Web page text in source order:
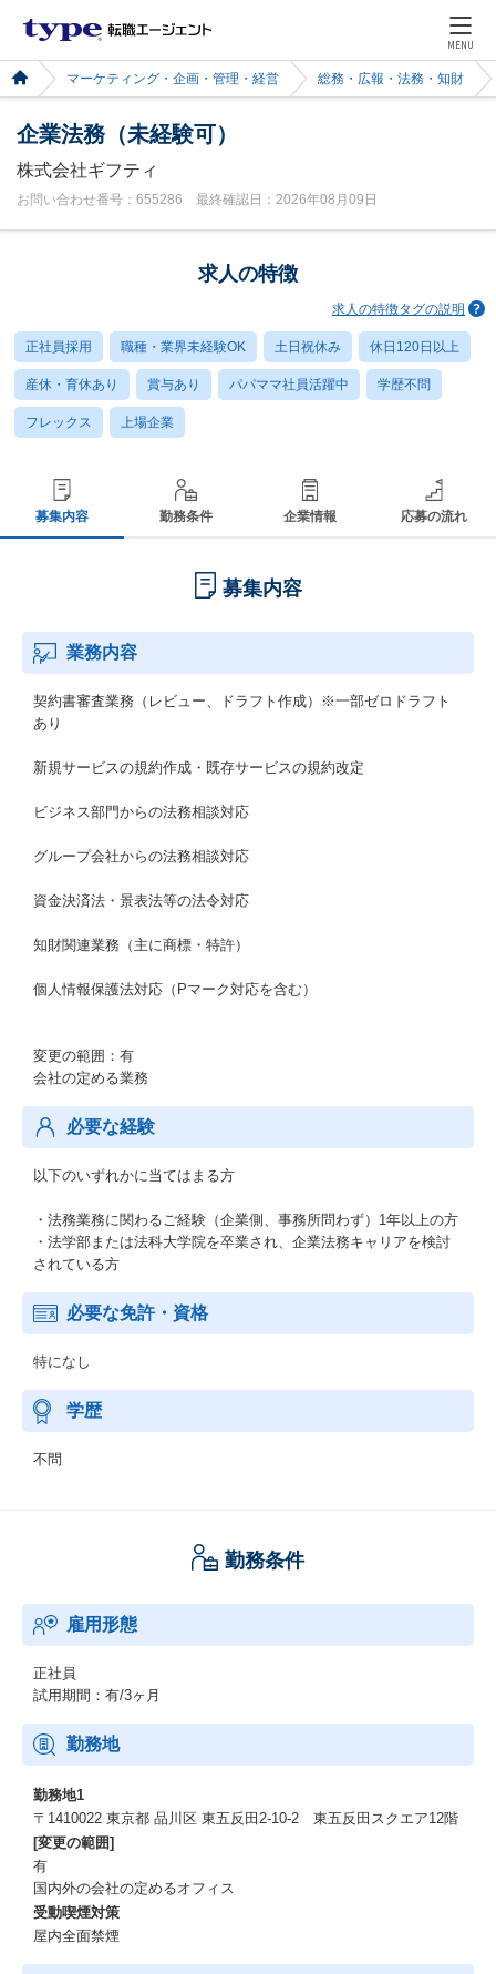
MENU
マーケティング・企画・管理・経営 総務・広報・法務・知財
企業法務（未経験可）
株式会社ギフティ
お問い合わせ番号：655286 最終確認日：2026年08月09日
求人の特徴
求人の特徴タグの説明
正社員採用 職種・業界未経験OK 土日祝休み 休日120日以上
産休・育休あり 賞与あり パパママ社員活躍中 学歴不問
フレックス 上場企業
募集内容 勤務条件 企業情報 応募の流れ
募集内容
業務内容
契約書審査業務（レビュー、ドラフト作成）※一部ゼロドラフト
あり
新規サービスの規約作成・既存サービスの規約改定
ビジネス部門からの法務相談対応
グループ会社からの法務相談対応
資金決済法・景表法等の法令対応
知財関連業務（主に商標・特許）
個人情報保護法対応（Pマーク対応を含む）
変更の範囲：有
会社の定める業務
必要な経験
以下のいずれかに当てはまる方
・法務業務に関わるご経験（企業側、事務所問わず）1年以上の方
・法学部または法科大学院を卒業され、企業法務キャリアを検討
されている方
必要な免許・資格
特になし
学歴
不問
勤務条件
雇用形態
正社員
試用期間：有/3ヶ月
勤務地
勤務地1
〒1410022 東京都 品川区 東五反田2-10-2 東五反田スクエア12階
[変更の範囲]
有
国内外の会社の定めるオフィス
受動喫煙対策
屋内全面禁煙